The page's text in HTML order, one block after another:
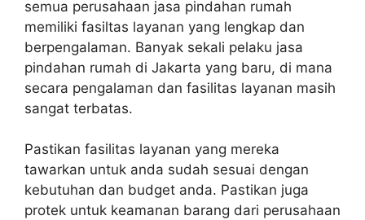
semua perusahaan jasa pindahan rumah
memiliki fasiltas layanan yang lengkap dan
berpengalaman. Banyak sekali pelaku jasa
pindahan rumah di Jakarta yang baru, di mana
secara pengalaman dan fasilitas layanan masih
sangat terbatas.
Pastikan fasilitas layanan yang mereka
tawarkan untuk anda sudah sesuai dengan
kebutuhan dan budget anda. Pastikan juga
protek untuk keamanan barang dari perusahaan